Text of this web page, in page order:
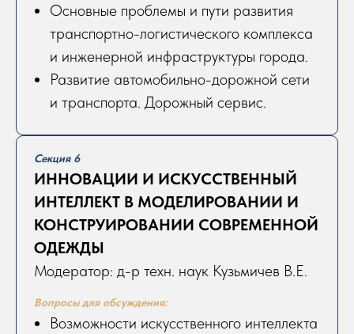
Основные проблемы и пути развития
транспортно-логистического комплекса
и инженерной инфраструктуры города.
Развитие автомобильно-дорожной сети
и транспорта. Дорожный сервис.
Секция 6
ИННОВАЦИИ И ИСКУССТВЕННЫЙ
ИНТЕЛЛЕКТ В МОДЕЛИРОВАНИИ И
КОНСТРУИРОВАНИИ СОВРЕМЕННОЙ
ОДЕЖДЫ
Модератор: д-р техн. наук Кузьмичев В.Е.
Вопросы для обсуждения:
Возможности искусственного интеллекта